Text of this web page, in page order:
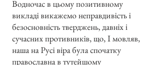
Водночас в цьому позитивному
викладі викажемо неправдивість і
безосновність тверджень, давніх і
сучасних противників, що, I мовляв,
наша на Русі віра була спочатку
православна в тутейшому